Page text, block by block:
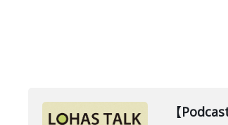
【